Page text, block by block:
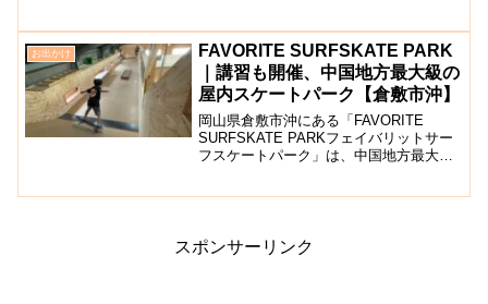
は美しい山並みで知られる大山が広が
り、南側には緑豊か...
お出かけ
FAVORITE SURFSKATE PARK
｜講習も開催、中国地方最大級の
屋内スケートパーク【倉敷市沖】
岡山県倉敷市沖にある「FAVORITE
SURFSKATE PARKフェイバリットサー
フスケートパーク」は、中国地方最大級
スポンサーリンク